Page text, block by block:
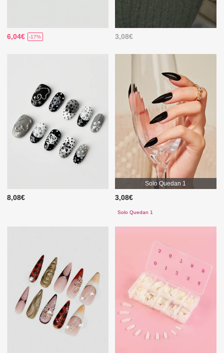
6,04€ -17% 3,08€
8,08€
Solo Quedan 1
3,08€
Solo Quedan 1